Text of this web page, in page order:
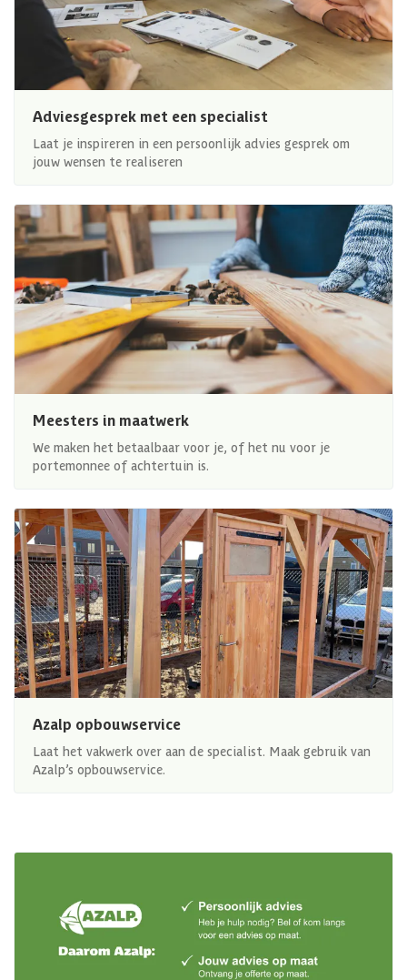
Adviesgesprek met een specialist
Laat je inspireren in een persoonlijk advies gesprek om
jouw wensen te realiseren
Meesters in maatwerk
We maken het betaalbaar voor je, of het nu voor je
portemonnee of achtertuin is.
Azalp opbouwservice
Laat het vakwerk over aan de specialist. Maak gebruik van
Azalp’s opbouwservice.